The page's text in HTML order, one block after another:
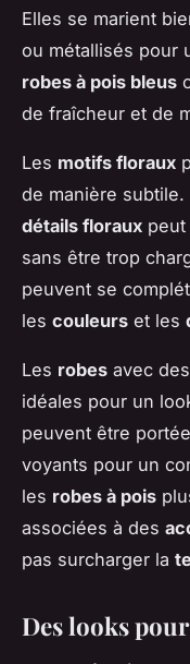
Elles se marient
ou métallisés pour
robes à pois bleus
de fraîcheur et de
Les motifs floraux
de manière subtile.
détails floraux
sans être trop
peuvent se
les couleurs et les
Les robes avec des
idéales pour un
peuvent être
voyants pour un
les robes à pois
associées à des
pas surcharger la
Des looks